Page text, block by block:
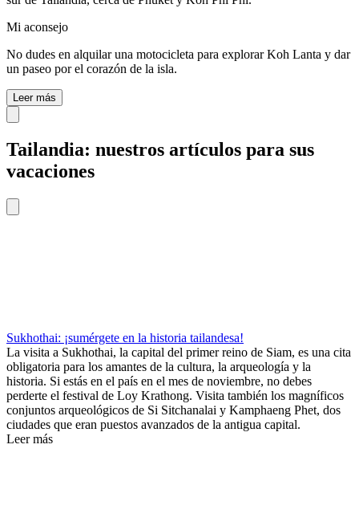
Mi aconsejo
No dudes en alquilar una motocicleta para explorar Koh Lanta y dar
un paseo por el corazón de la isla.
Leer más
Tailandia: nuestros artículos para sus
vacaciones
Sukhothai: ¡sumérgete en la historia tailandesa!
La visita a Sukhothai, la capital del primer reino de Siam, es una cita
obligatoria para los amantes de la cultura, la arqueología y la
historia. Si estás en el país en el mes de noviembre, no debes
perderte el festival de Loy Krathong. Visita también los magníficos
conjuntos arqueológicos de Si Sitchanalai y Kamphaeng Phet, dos
ciudades que eran puestos avanzados de la antigua capital.
Leer más